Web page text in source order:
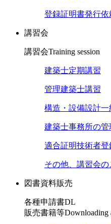
登録証明書発行依
講習会
講習会Training session
建築士定期講習
管理建築士講習
構造・設備設計
建築士事務所の管
適合証明技術者登
その他、講習会の
図書資料販売
各種申請書DL
販売書籍等Downloading